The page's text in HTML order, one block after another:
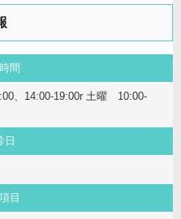
間
、14:00-19:00r 土曜 10:00-
日
目